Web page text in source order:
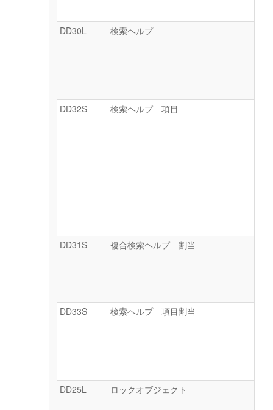
DD30L 検索ヘルプ
DD32S 検索ヘルプ 項目
DD31S 複合検索ヘルプ 割当
DD33S 検索ヘルプ 項目割当
DD25L ロックオブジェクト